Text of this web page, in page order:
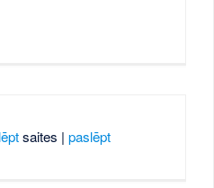
saites | paslēpt